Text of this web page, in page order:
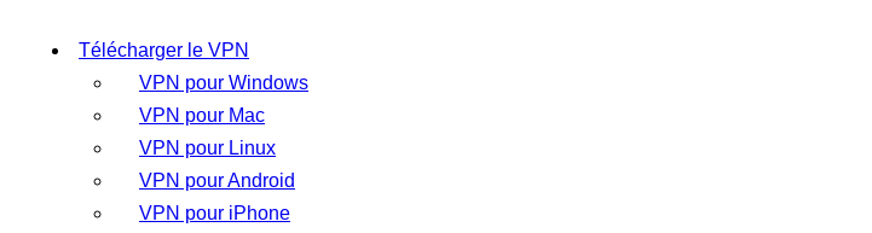
Télécharger le VPN
VPN pour Windows
VPN pour Mac
VPN pour Linux
VPN pour Android
VPN pour iPhone